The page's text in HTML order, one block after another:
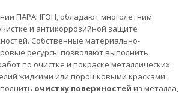
ПАРАНГОН, обладают многолетним
и антикоррозийной защите
Собственные материально-
ресурсы позволяют выполнить
по очистке и покраске металлических
жидкими или порошковыми красками.
очистку поверхностей из металла,